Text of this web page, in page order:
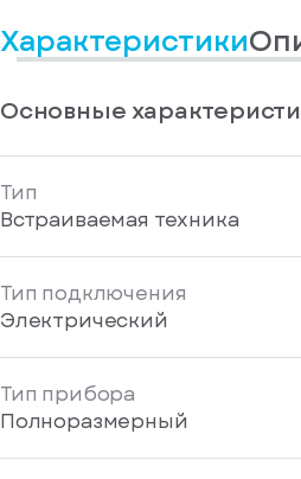
вас
есть
аккаунт
материалы
Характеристики
Основные
Тип
Встраиваемая техника
Тип подключения
Электрический
Тип прибора
Полноразмерный